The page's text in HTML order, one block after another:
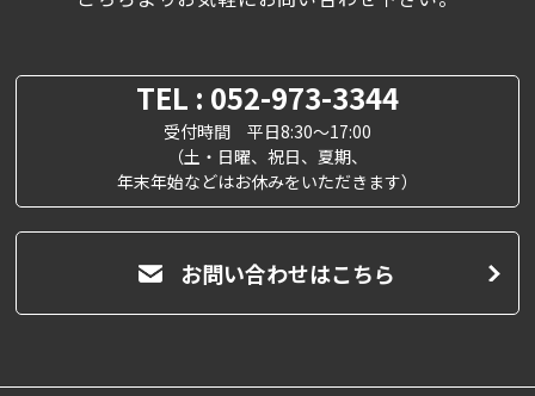
TEL : 052-973-3344
受付時間 平日8:30～17:00
（土・日曜、祝日、夏期、
年末年始などはお休みをいただきます）
お問い合わせはこちら